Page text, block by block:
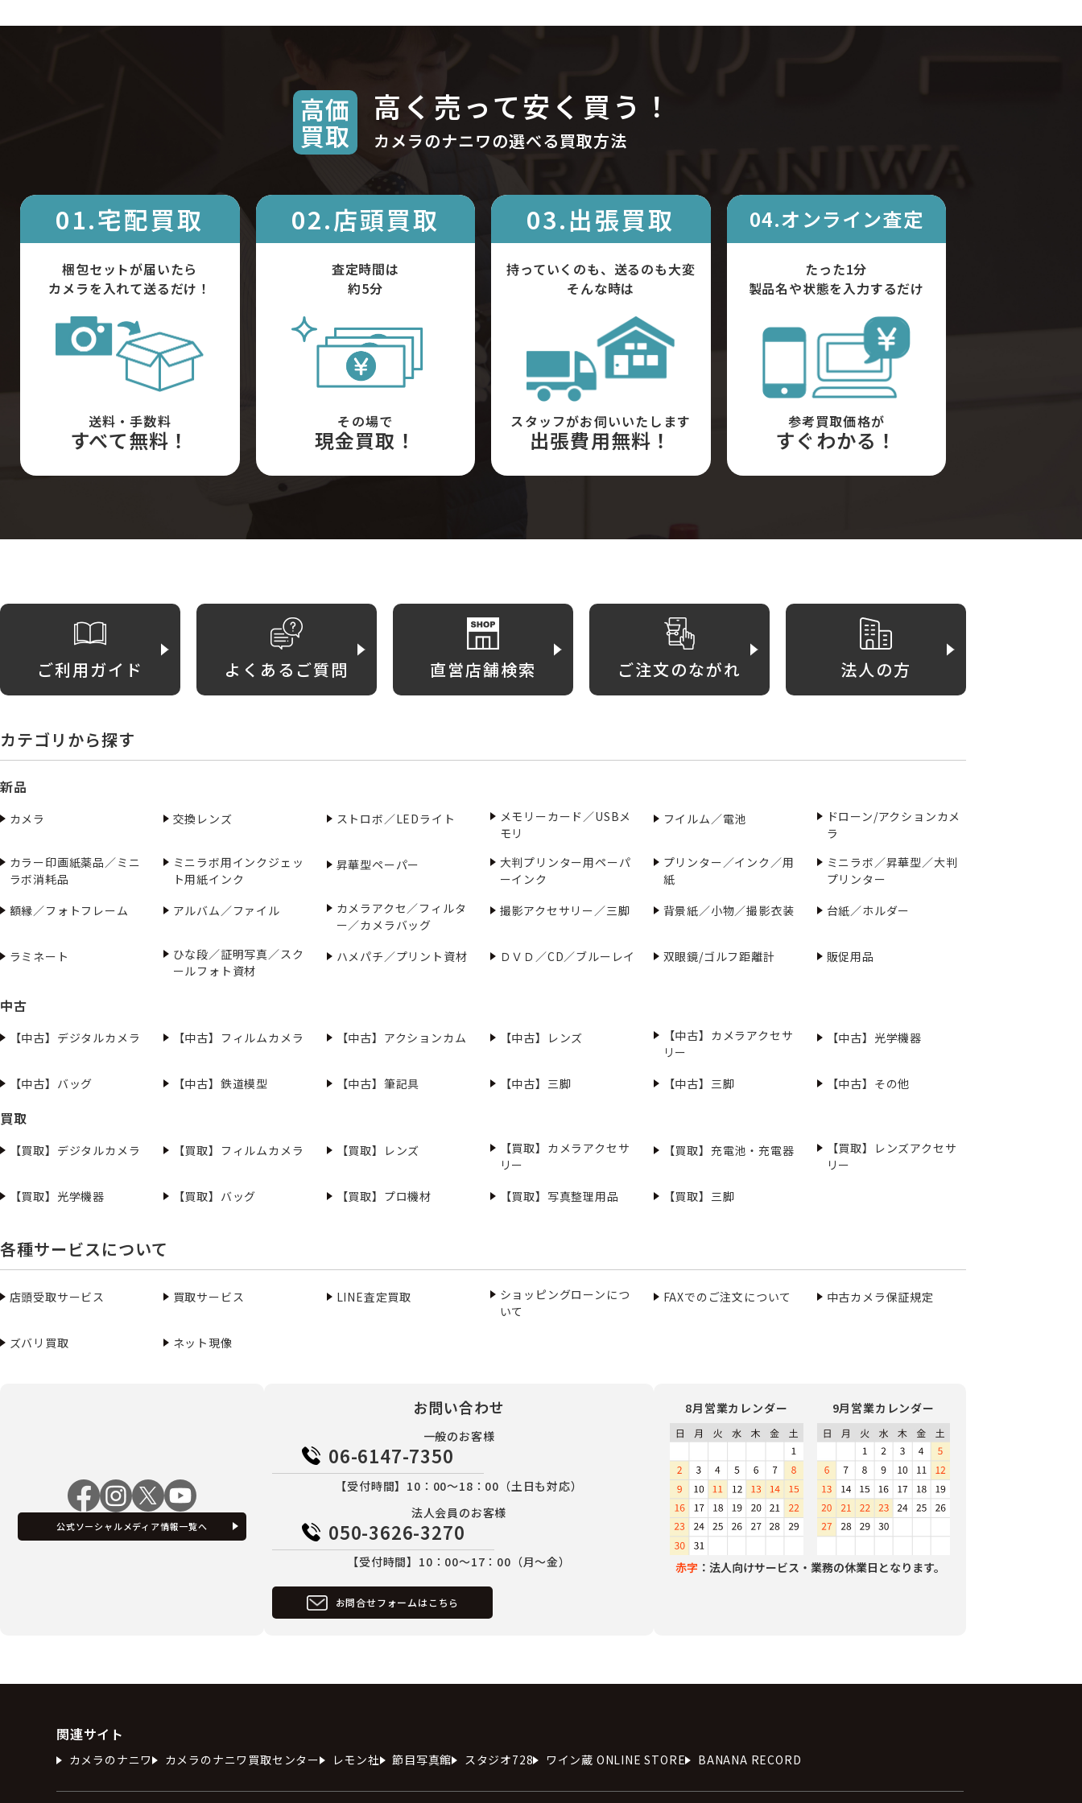
高価
買取
高く売って安く買う！
カメラのナニワの選べる買取方法
01.宅配買取
梱包セットが届いたら
カメラを入れて送るだけ！
送料・手数料
すべて無料！
02.店頭買取
査定時間は
約5分
その場で
現金買取！
03.出張買取
持っていくのも、送るのも大変
そんな時は
スタッフがお伺いいたします
出張費用無料！
04.オンライン査定
たった1分
製品名や状態を入力するだけ
参考買取価格が
すぐわかる！
ご利用ガイド よくあるご質問 直営店舗検索 ご注文のながれ 法人の方
カテゴリから探す
新品
カメラ 交換レンズ ストロボ／LEDライト
メモリーカード／USBメ
モリ
フイルム／電池
ドローン/アクションカメ
ラ
カラー印画紙薬品／ミニ
ラボ消耗品
ミニラボ用インクジェッ
ト用紙インク
昇華型ペーパー
大判プリンター用ペーパ
ーインク
プリンター／インク／用
紙
ミニラボ／昇華型／大判
プリンター
額縁／フォトフレーム
アルバム／ファイル
カメラアクセ／フィルタ
ー／カメラバッグ
撮影アクセサリー／三脚 背景紙／小物／撮影衣装 台紙／ホルダー
ラミネート
ひな段／証明写真／スク
ールフォト資材
ハメパチ／プリント資材 ＤＶＤ／CD／ブルーレイ 双眼鏡/ゴルフ距離計 販促用品
中古
【中古】デジタルカメラ 【中古】フィルムカメラ 【中古】アクションカム 【中古】レンズ
【中古】カメラアクセサ
リー
【中古】光学機器
【中古】バッグ 【中古】鉄道模型 【中古】筆記具 【中古】三脚 【中古】三脚 【中古】その他
買取
【買取】デジタルカメラ 【買取】フィルムカメラ 【買取】レンズ
【買取】カメラアクセサ
リー
【買取】充電池・充電器
【買取】レンズアクセサ
リー
【買取】光学機器
【買取】バッグ 【買取】プロ機材 【買取】写真整理用品 【買取】三脚
各種サービスについて
店頭受取サービス 買取サービス LINE査定買取
ショッピングローンにつ
いて
FAXでのご注文について 中古カメラ保証規定
ズバリ買取 ネット現像
公式ソーシャルメディア情報一覧へ
お問い合わせ
一般のお客様
06-6147-7350
【受付時間】10：00～18：00（土日も対応）
法人会員のお客様
050-3626-3270
【受付時間】10：00～17：00（月～金）
お問合せフォームはこちら
8月営業カレンダー 9月営業カレンダー
赤字 ：法人向けサービス・業務の休業日となります。
関連サイト
カメラのナニワ カメラのナニワ買取センター レモン社 節目写真館 スタジオ728 ワイン蔵 ONLINE STORE BANANA RECORD